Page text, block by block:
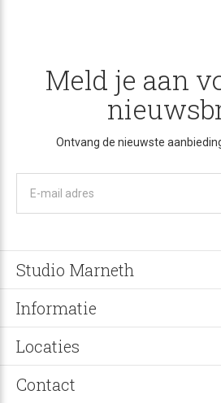
Meld je aan
Ontvang de nieuwste
Studio Marneth
Informatie
Locaties
Contact